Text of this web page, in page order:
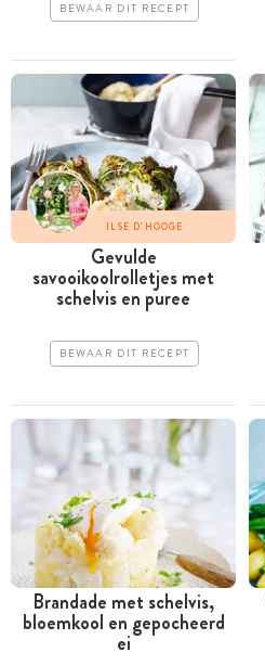
BEWAAR DIT RECEPT
ILSE D'HOOGE
Gevulde
savooikoolrolletjes met
schelvis en puree
BEWAAR DIT RECEPT
Brandade met schelvis,
bloemkool en gepocheerd
ei